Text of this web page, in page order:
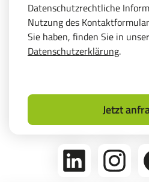
Datenschutzrechtliche
Nutzung des
Sie haben, finden Sie in
Datenschutzerklärung.
Jetzt
linkedin
Folge
uns